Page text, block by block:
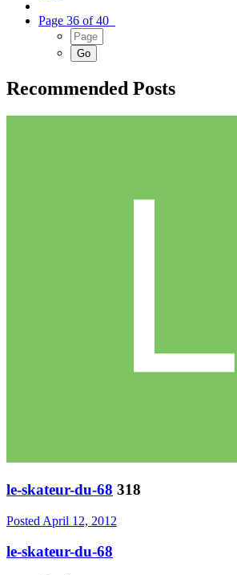
Page 36 of 40
Recommended Posts
le-skateur-du-68 318
Posted April 12, 2012
le-skateur-du-68